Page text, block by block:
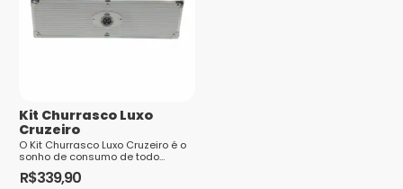
Kit Churrasco Luxo
Cruzeiro
O Kit Churrasco Luxo Cruzeiro é o
sonho de consumo de todo
torcedor apaixonado pelo clube.
Composto por uma variedade de
R$339,90